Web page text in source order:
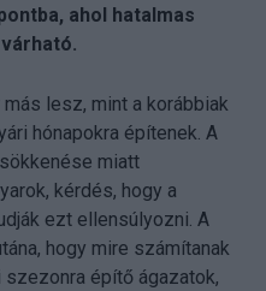
ahol hatalmas
más lesz, mint a korábbiak
hónapokra építenek. A
miatt
kérdés, hogy a
ezt ellensúlyozni. A
hogy mire számítanak
szezonra építő ágazatok,